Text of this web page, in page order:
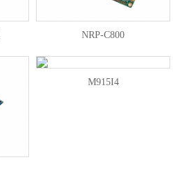
NRP-C800
M915I4